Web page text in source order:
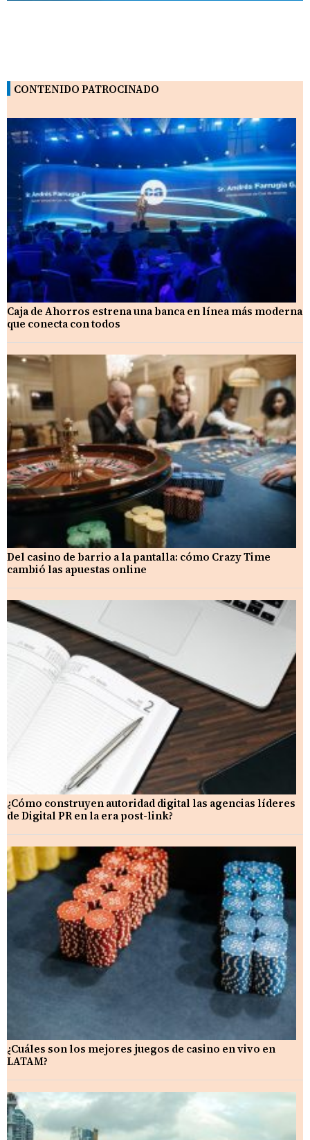
CONTENIDO PATROCINADO
Caja de Ahorros estrena una banca en línea más moderna
que conecta con todos
Del casino de barrio a la pantalla: cómo Crazy Time
cambió las apuestas online
¿Cómo construyen autoridad digital las agencias líderes
de Digital PR en la era post-link?
¿Cuáles son los mejores juegos de casino en vivo en
LATAM?